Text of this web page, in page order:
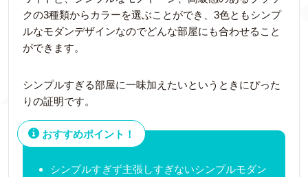
クの3種類からカラーを選ぶことができ、3色ともシンプ
ルなモダンデザインなのでどんな部屋にも合わせること
ができます。
シンプルすぎる部屋に一味加えたいというときにぴった
りの証明です。
おすすめポイント！
シンプルすぎず主張しすぎないシンプルモダン